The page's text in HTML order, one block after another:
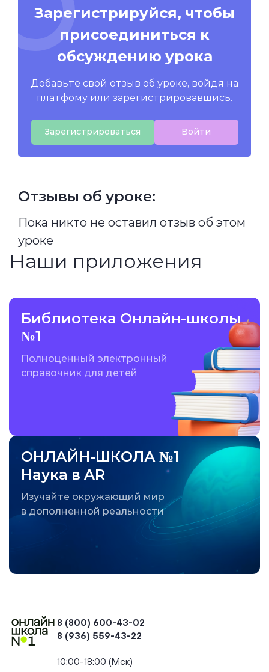
Зарегистрируйся, чтобы
присоединиться к
обсуждению урока
Добавьте свой отзыв об уроке, войдя на
платфому или зарегистрировавшись.
Зарегистрироваться Войти
Отзывы об уроке:
Пока никто не оставил отзыв об этом
уроке
Наши приложения
Библиотека Онлайн-школы
№1
Полноценный электронный
справочник для детей
ОНЛАЙН-ШКОЛА №1
Наука в AR
Изучайте окружающий мир
в дополненной реальности
8 (800) 600-43-02
8 (936) 559-43-22
10:00-18:00 (Мск)